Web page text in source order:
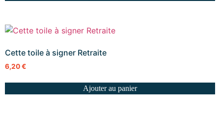
Cette toile à signer Retraite
6,20€
Ajouter au panier